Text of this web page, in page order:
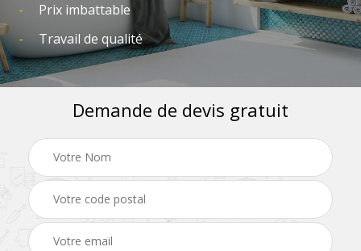
Prix imbattable
Travail de qualité
Demande de devis gratuit